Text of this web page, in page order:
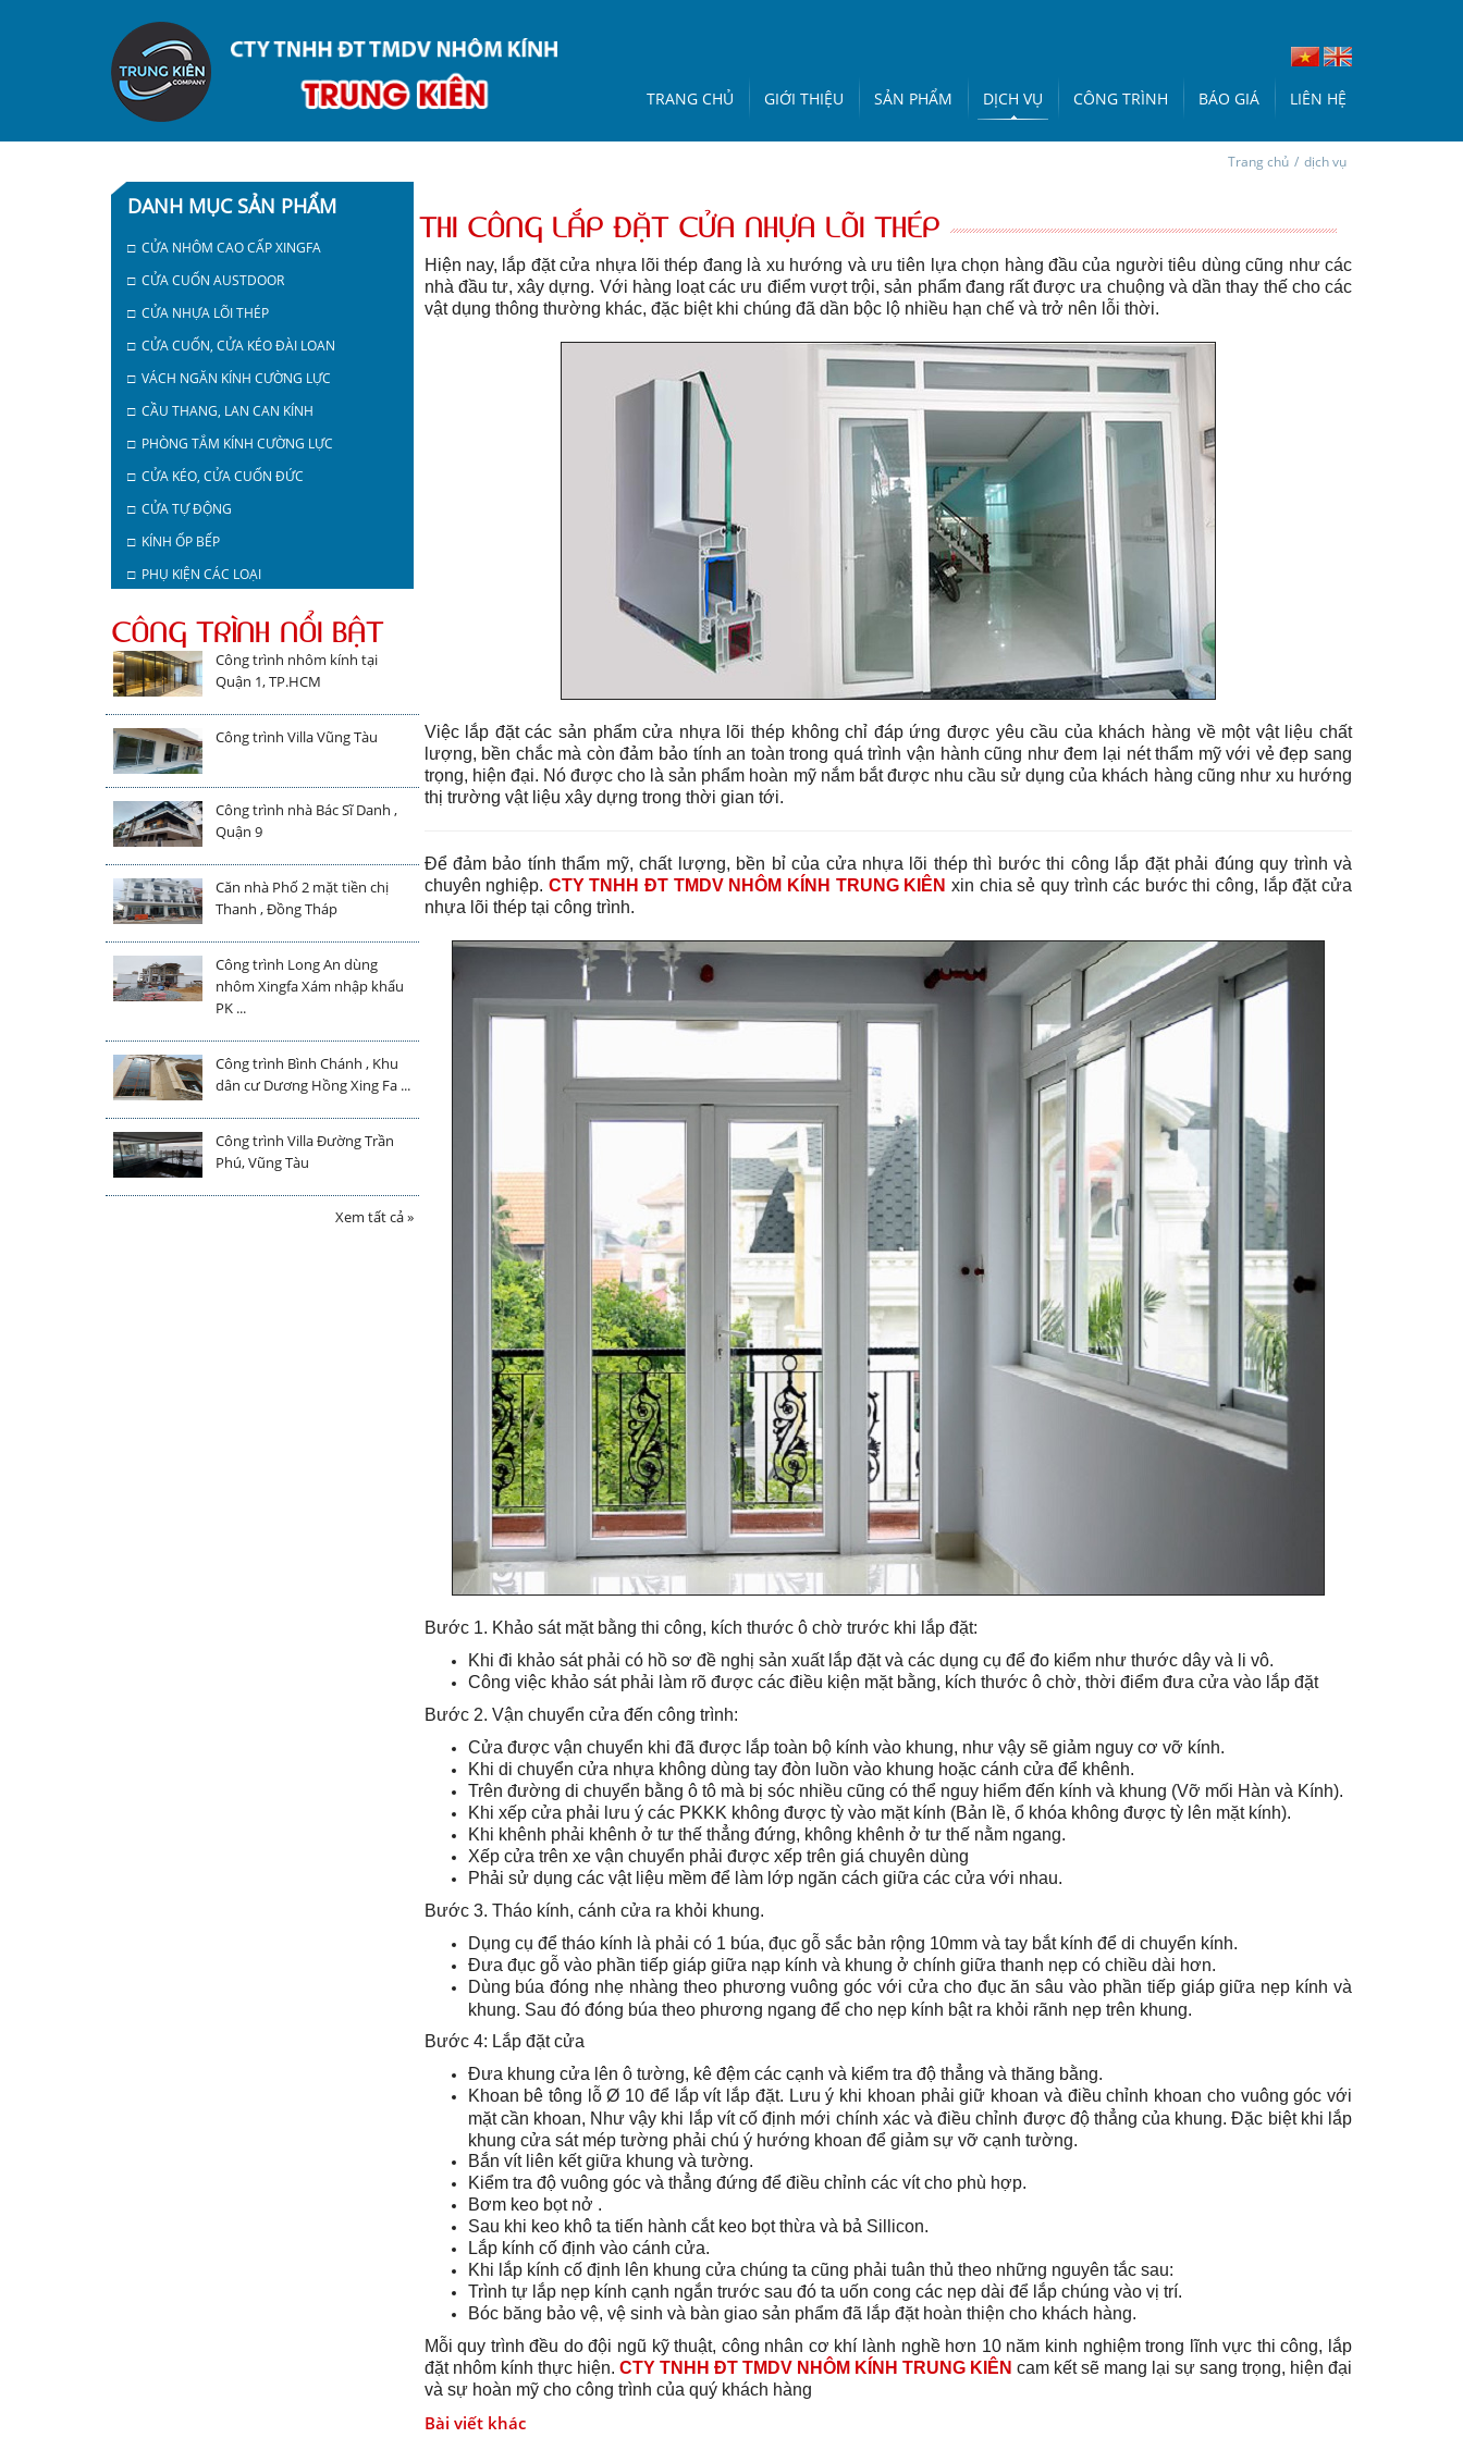
TRANG CHỦ GIỚI THIỆU SẢN PHẨM DỊCH VỤ CÔNG TRÌNH BÁO GIÁ LIÊN HỆ
Trang chủ / dịch vụ
DANH MỤC SẢN PHẨM
□ CỬA NHÔM CAO CẤP XINGFA
□ CỬA CUỐN AUSTDOOR
□ CỬA NHỰA LÕI THÉP
□ CỬA CUỐN, CỬA KÉO ĐÀI LOAN
□ VÁCH NGĂN KÍNH CƯỜNG LỰC
□ CẦU THANG, LAN CAN KÍNH
□ PHÒNG TẮM KÍNH CƯỜNG LỰC
□ CỬA KÉO, CỬA CUỐN ĐỨC
□ CỬA TỰ ĐỘNG
□ KÍNH ỐP BẾP
□ PHỤ KIỆN CÁC LOẠI
CÔNG TRÌNH NỔI BẬT
Công trình nhôm kính tại
Quận 1, TP.HCM
Công trình Villa Vũng Tàu
Công trình nhà Bác Sĩ Danh ,
Quận 9
Căn nhà Phố 2 mặt tiền chị
Thanh , Đồng Tháp
Công trình Long An dùng
nhôm Xingfa Xám nhập khẩu
PK ...
Công trình Bình Chánh , Khu
dân cư Dương Hồng Xing Fa ...
Công trình Villa Đường Trần
Phú, Vũng Tàu
Xem tất cả »
THI CÔNG LẮP ĐẶT CỬA NHỰA LÕI THÉP
Hiện nay, lắp đặt cửa nhựa lõi thép đang là xu hướng và ưu tiên lựa chọn hàng đầu của người tiêu dùng cũng như các
nhà đầu tư, xây dựng. Với hàng loạt các ưu điểm vượt trội, sản phẩm đang rất được ưa chuộng và dần thay thế cho các
vật dụng thông thường khác, đặc biệt khi chúng đã dần bộc lộ nhiều hạn chế và trở nên lỗi thời.
Việc lắp đặt các sản phẩm cửa nhựa lõi thép không chỉ đáp ứng được yêu cầu của khách hàng về một vật liệu chất
lượng, bền chắc mà còn đảm bảo tính an toàn trong quá trình vận hành cũng như đem lại nét thẩm mỹ với vẻ đẹp sang
trọng, hiện đại. Nó được cho là sản phẩm hoàn mỹ nắm bắt được nhu cầu sử dụng của khách hàng cũng như xu hướng
thị trường vật liệu xây dựng trong thời gian tới.
Để đảm bảo tính thẩm mỹ, chất lượng, bền bỉ của cửa nhựa lõi thép thì bước thi công lắp đặt phải đúng quy trình và
chuyên nghiệp. CTY TNHH ĐT TMDV NHÔM KÍNH TRUNG KIÊN xin chia sẻ quy trình các bước thi công, lắp đặt cửa
nhựa lõi thép tại công trình.
Bước 1. Khảo sát mặt bằng thi công, kích thước ô chờ trước khi lắp đặt:
Khi đi khảo sát phải có hồ sơ đề nghị sản xuất lắp đặt và các dụng cụ để đo kiểm như thước dây và li vô.
Công việc khảo sát phải làm rõ được các điều kiện mặt bằng, kích thước ô chờ, thời điểm đưa cửa vào lắp đặt
Bước 2. Vận chuyển cửa đến công trình:
Cửa được vận chuyển khi đã được lắp toàn bộ kính vào khung, như vậy sẽ giảm nguy cơ vỡ kính.
Khi di chuyển cửa nhựa không dùng tay đòn luồn vào khung hoặc cánh cửa để khênh.
Trên đường di chuyển bằng ô tô mà bị sóc nhiều cũng có thể nguy hiểm đến kính và khung (Vỡ mối Hàn và Kính).
Khi xếp cửa phải lưu ý các PKKK không được tỳ vào mặt kính (Bản lề, ổ khóa không được tỳ lên mặt kính).
Khi khênh phải khênh ở tư thế thẳng đứng, không khênh ở tư thế nằm ngang.
Xếp cửa trên xe vận chuyển phải được xếp trên giá chuyên dùng
Phải sử dụng các vật liệu mềm để làm lớp ngăn cách giữa các cửa với nhau.
Bước 3. Tháo kính, cánh cửa ra khỏi khung.
Dụng cụ để tháo kính là phải có 1 búa, đục gỗ sắc bản rộng 10mm và tay bắt kính để di chuyển kính.
Đưa đục gỗ vào phần tiếp giáp giữa nạp kính và khung ở chính giữa thanh nẹp có chiều dài hơn.
Dùng búa đóng nhẹ nhàng theo phương vuông góc với cửa cho đục ăn sâu vào phần tiếp giáp giữa nẹp kính và
khung. Sau đó đóng búa theo phương ngang để cho nẹp kính bật ra khỏi rãnh nẹp trên khung.
Bước 4: Lắp đặt cửa
Đưa khung cửa lên ô tường, kê đệm các cạnh và kiểm tra độ thẳng và thăng bằng.
Khoan bê tông lỗ Ø 10 để lắp vít lắp đặt. Lưu ý khi khoan phải giữ khoan và điều chỉnh khoan cho vuông góc với
mặt cần khoan, Như vậy khi lắp vít cố định mới chính xác và điều chỉnh được độ thẳng của khung. Đặc biệt khi lắp
khung cửa sát mép tường phải chú ý hướng khoan để giảm sự vỡ cạnh tường.
Bắn vít liên kết giữa khung và tường.
Kiểm tra độ vuông góc và thẳng đứng để điều chỉnh các vít cho phù hợp.
Bơm keo bọt nở .
Sau khi keo khô ta tiến hành cắt keo bọt thừa và bả Sillicon.
Lắp kính cố định vào cánh cửa.
Khi lắp kính cố định lên khung cửa chúng ta cũng phải tuân thủ theo những nguyên tắc sau:
Trình tự lắp nẹp kính cạnh ngắn trước sau đó ta uốn cong các nẹp dài để lắp chúng vào vị trí.
Bóc băng bảo vệ, vệ sinh và bàn giao sản phẩm đã lắp đặt hoàn thiện cho khách hàng.
Mỗi quy trình đều do đội ngũ kỹ thuật, công nhân cơ khí lành nghề hơn 10 năm kinh nghiệm trong lĩnh vực thi công, lắp
đặt nhôm kính thực hiện. CTY TNHH ĐT TMDV NHÔM KÍNH TRUNG KIÊN cam kết sẽ mang lại sự sang trọng, hiện đại
và sự hoàn mỹ cho công trình của quý khách hàng
Bài viết khác